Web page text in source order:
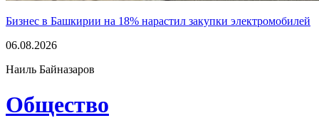
Бизнес в Башкирии на 18% нарастил закупки электромобилей
06.08.2026
Наиль Байназаров
Общество